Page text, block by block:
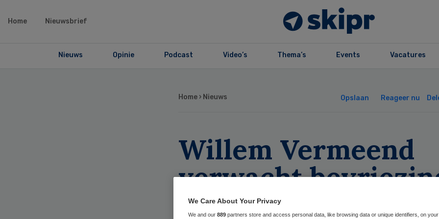
Home Nieuwsbrief
Nieuws Opinie Podcast Video’s Thema’s Events Vacatures
Home › Nieuws Opslaan Reageer nu
Willem Vermeend
verwacht
marktwerking
We Care About Your Privacy
We and our 889 partners store and access personal data, like browsing data or unique identifiers, on